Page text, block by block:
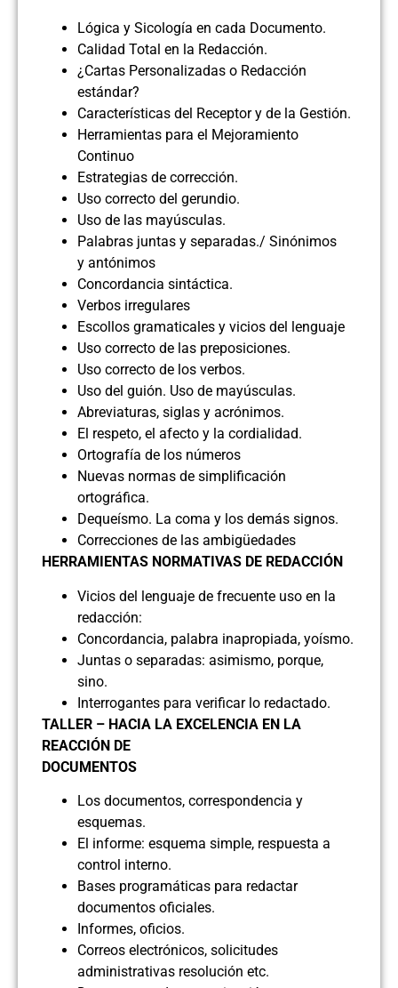
Lógica y Sicología en cada Documento.
Calidad Total en la Redacción.
¿Cartas Personalizadas o Redacción
estándar?
Características del Receptor y de la Gestión.
Herramientas para el Mejoramiento
Continuo
Estrategias de corrección.
Uso correcto del gerundio.
Uso de las mayúsculas.
Palabras juntas y separadas./ Sinónimos
y antónimos
Concordancia sintáctica.
Verbos irregulares
Escollos gramaticales y vicios del lenguaje
Uso correcto de las preposiciones.
Uso correcto de los verbos.
Uso del guión. Uso de mayúsculas.
Abreviaturas, siglas y acrónimos.
El respeto, el afecto y la cordialidad.
Ortografía de los números
Nuevas normas de simplificación
ortográfica.
Dequeísmo. La coma y los demás signos.
Correcciones de las ambigüedades
HERRAMIENTAS NORMATIVAS DE REDACCIÓN
Vicios del lenguaje de frecuente uso en la
redacción:
Concordancia, palabra inapropiada, yoísmo.
Juntas o separadas: asimismo, porque,
sino.
Interrogantes para verificar lo redactado.
TALLER – HACIA LA EXCELENCIA EN LA
REACCIÓN DE
DOCUMENTOS
Los documentos, correspondencia y
esquemas.
El informe: esquema simple, respuesta a
control interno.
Bases programáticas para redactar
documentos oficiales.
Informes, oficios.
Correos electrónicos, solicitudes
administrativas resolución etc.